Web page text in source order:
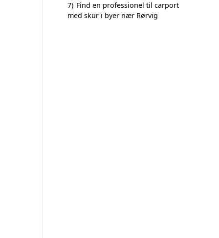
7) Find en professionel til carport
med skur i byer nær Rørvig